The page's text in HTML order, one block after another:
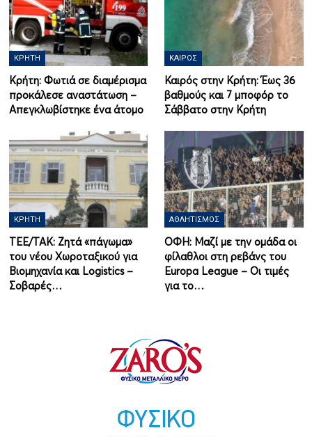
ΚΡΉΤΗ
Κρήτη: Φωτιά σε διαμέρισμα
προκάλεσε αναστάτωση –
Απεγκλωβίστηκε ένα άτομο
ΚΑΙΡΌΣ
Καιρός στην Κρήτη: Έως 36
βαθμούς και 7 μποφόρ το
Σάββατο στην Κρήτη
ΚΡΉΤΗ
ΤΕΕ/ΤΑΚ: Ζητά «πάγωμα»
του νέου Χωροταξικού για
Βιομηχανία και Logistics –
Σοβαρές…
ΑΘΛΗΤΙΣΜΌΣ
ΟΦΗ: Μαζί με την ομάδα οι
φίλαθλοι στη ρεβάνς του
Europa League – Οι τιμές
για το…